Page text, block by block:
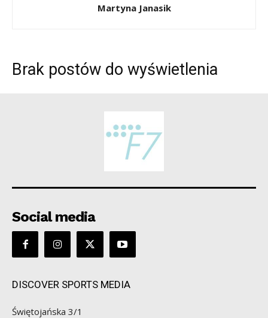
Martyna Janasik
Brak postów do wyświetlenia
Social media
DISCOVER SPORTS MEDIA
Świętojańska 3/1